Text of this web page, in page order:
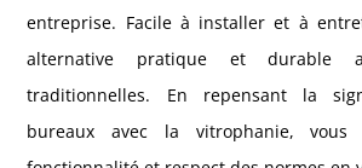
entreprise. Facile à installer et à
alternative pratique et durable
traditionnelles. En repensant la
bureaux avec la vitrophanie, vous